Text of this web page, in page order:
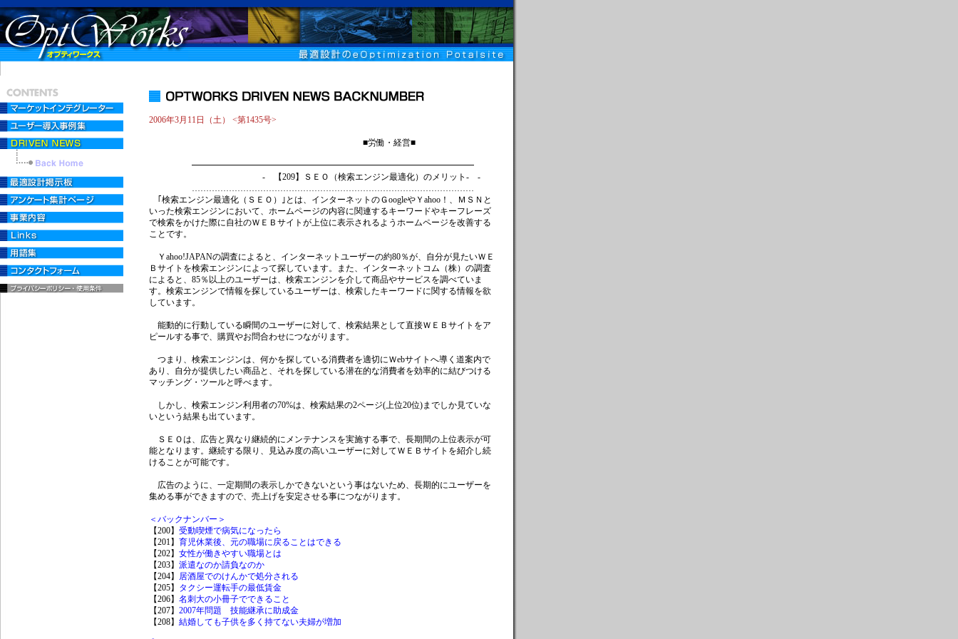
2006年3月11日（土） <第1435号>
■労働・経営■
━━━━━━━━━━━━━━━━━━━━━━━━━━━━━━━━━
- 【209】ＳＥＯ（検索エンジン最適化）のメリット- -
………………………………………………………………………………………
｢検索エンジン最適化（ＳＥＯ）｣とは、インターネットのＧoogleやＹahoo！、ＭＳＮと
いった検索エンジンにおいて、ホームページの内容に関連するキーワードやキーフレーズ
で検索をかけた際に自社のＷＥＢサイトが上位に表示されるようホームページを改善する
ことです。
Ｙahoo!JAPANの調査によると、インターネットユーザーの約80％が、自分が見たいＷＥ
Ｂサイトを検索エンジンによって探しています。また、インターネットコム（株）の調査
によると、85％以上のユーザーは、検索エンジンを介して商品やサービスを調べていま
す。検索エンジンで情報を探しているユーザーは、検索したキーワードに関する情報を欲
しています。
能動的に行動している瞬間のユーザーに対して、検索結果として直接ＷＥＢサイトをア
ピールする事で、購買やお問合わせにつながります。
つまり、検索エンジンは、何かを探している消費者を適切にＷebサイトへ導く道案内で
あり、自分が提供したい商品と、それを探している潜在的な消費者を効率的に結びつける
マッチング・ツールと呼べます。
しかし、検索エンジン利用者の70%は、検索結果の2ページ(上位20位)までしか見ていな
いという結果も出ています。
ＳＥＯは、広告と異なり継続的にメンテナンスを実施する事で、長期間の上位表示が可
能となります。継続する限り、見込み度の高いユーザーに対してＷＥＢサイトを紹介し続
けることが可能です。
広告のように、一定期間の表示しかできないという事はないため、長期的にユーザーを
集める事ができますので、売上げを安定させる事につながります。
＜バックナンバー＞
【200】 受動喫煙で病気になったら
【201】 育児休業後、元の職場に戻ることはできる
【202】 女性が働きやすい職場とは
【203】 派遣なのか請負なのか
【204】 居酒屋でのけんかで処分される
【205】 タクシー運転手の最低賃金
【206】 名刺大の小冊子でできること
【207】 2007年問題 技能継承に助成金
【208】 結婚しても子供を多く持てない夫婦が増加